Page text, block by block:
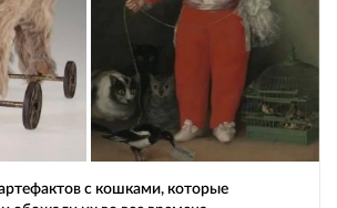
с кошками, которые